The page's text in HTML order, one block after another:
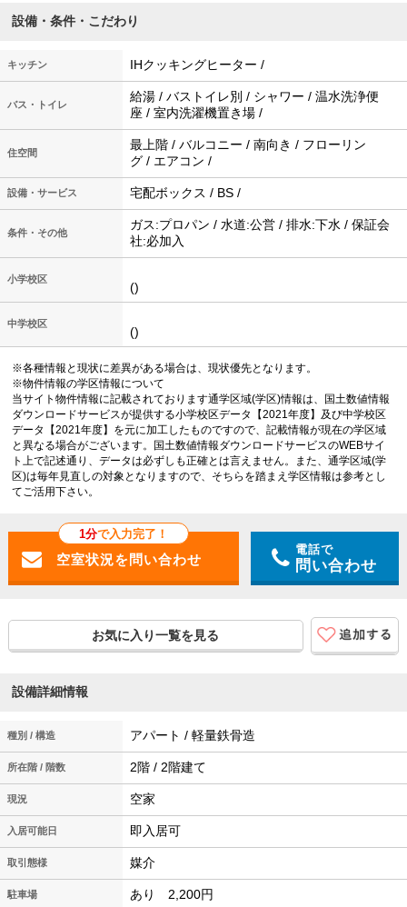
設備・条件・こだわり
キッチン IHクッキングヒーター /
バス・トイレ
給湯 / バストイレ別 / シャワー / 温水洗浄便
座 / 室内洗濯機置き場 /
住空間
最上階 / バルコニー / 南向き / フローリン
グ / エアコン /
設備・サービス 宅配ボックス / BS /
条件・その他
ガス:プロパン / 水道:公営 / 排水:下水 / 保証会
社:必加入
小学校区
()
中学校区
()
※各種情報と現状に差異がある場合は、現状優先となります。
※物件情報の学区情報について
当サイト物件情報に記載されております通学区域(学区)情報は、国土数値情報
ダウンロードサービスが提供する小学校区データ【2021年度】及び中学校区
データ【2021年度】を元に加工したものですので、記載情報が現在の学区域
と異なる場合がございます。国土数値情報ダウンロードサービスのWEBサイ
ト上で記述通り、データは必ずしも正確とは言えません。また、通学区域(学
区)は毎年見直しの対象となりますので、そちらを踏まえ学区情報は参考とし
てご活用下さい。
1分で入力完了！
電話で
問い合わせ
お気に入り一覧を見る
設備詳細情報
種別 / 構造 アパート / 軽量鉄骨造
所在階 / 階数 2階 / 2階建て
現況 空家
入居可能日 即入居可
取引態様 媒介
駐車場 あり 2,200円